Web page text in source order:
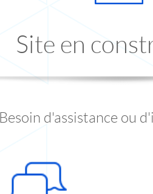
Site en
Besoin d'assistance ou